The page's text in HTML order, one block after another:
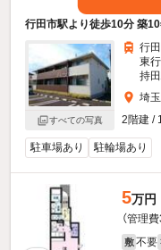
行田市駅より徒歩10分 築
すべての写真
行
東
持
埼
2階建 /
駐車場あり 駐輪場あり
5万円
（管理
敷 不要